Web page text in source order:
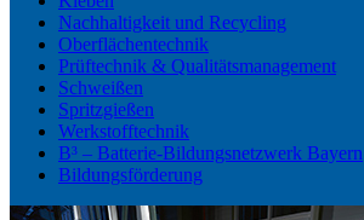
Nachhaltigkeit und Recycling
Oberflächentechnik
Prüftechnik & Qualitätsmanagement
Schweißen
Spritzgießen
Werkstofftechnik
B³ – Batterie-Bildungsnetzwerk Bayern
Bildungsförderung